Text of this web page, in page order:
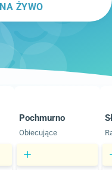
ŻYWO
Pochmurno
Obiecujące